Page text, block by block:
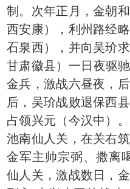
制。次年正月，金朝
西安康），利州路经
石泉西），并向吴玠
甘肃徽县）一日夜驱
金兵，激战六昼夜，
后，吴玠战败退保西
占领兴元（今汉中）
池南仙人关，在关右
金军主帅宗弼、撒离
仙人关，激战数日，